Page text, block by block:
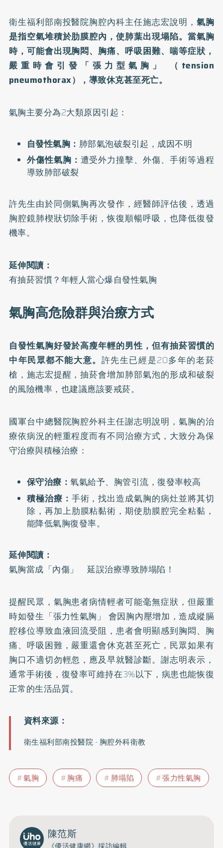
衛生福利部南投醫院胸腔內科主任施志宏說明， 氣胸
是指空氣堆積於肋膜腔內，使肺葉出現塌陷。當氣胸
時，可能會出現胸悶、胸痛、呼吸困難、喘等症狀，
嚴重時會引發「張力型氣胸」 （tension
pneumothorax），導致休克甚至死亡。
氣胸主要分為2大類原因引起：
自發性氣胸： 肺部氣泡破裂引起，成因不明
外傷性氣胸： 遭受外力撞擊、外傷、手術等過程
導致肺部破裂
許先生由於同側氣胸再次發作，經醫師評估後，透過
胸腔鏡肺楔狀切除手術，恢復順暢呼吸，也降低復發
機率。
延伸閱讀：
有抽菸習慣？年輕人當心爆自發性氣胸
氣胸高危險群與治療方式
自發性氣胸好發於高瘦年輕的男性，但有抽菸習慣的
中年民眾都不能大意。 許先生已經是20多年的老菸
槍，施志宏提醒，抽菸會增加肺部氣泡的形成和破裂
的風險機率，也建議應該要戒菸。
國軍台中總醫院胸腔外科主任謝志明說明，氣胸的治
療依病況的輕重程度而有不同治療方式，大致分為保
守治療與積極治療：
保守治療：氧氣給予、胸管引流，復發率較高
積極治療： 手術，找出造成氣胸的病灶並將其切
除，再加上肋膜粘黏術，期使肋膜腔完全粘黏，
能降低氣胸復發率。
延伸閱讀：
氣胸當成「內傷」 延誤治療導致肺塌陷！
提醒民眾，氣胸患者病情輕者可能毫無症狀，但嚴重
時如發生「張力性氣胸」 會因胸內壓增加，造成縱膈
腔移位導致血液回流受阻，患者會明顯感到胸悶、胸
痛、呼吸困難，嚴重還會休克甚至死亡，民眾如果有
胸口不適切勿輕忽，應及早就醫診斷。謝志明表示，
通常手術後，復發率可維持在3%以下，病患也能恢復
正常的生活品質。
衛生福利部南投醫院 - 胸腔外科衛教
氣胸 胸痛 肺塌陷 張力性氣胸
陳范斯